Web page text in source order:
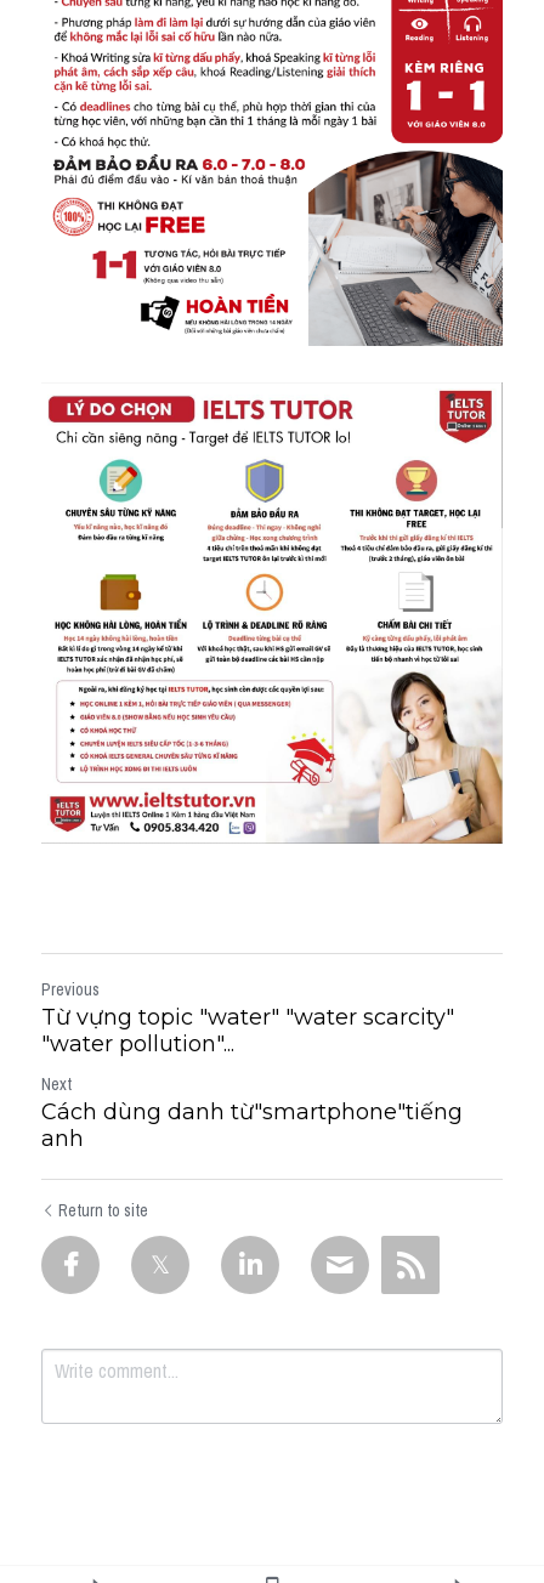
Previous
Từ vựng topic "water" "water scarcity"
"water pollution"...
Next
Cách dùng danh từ"smartphone"tiếng
anh
Return to site